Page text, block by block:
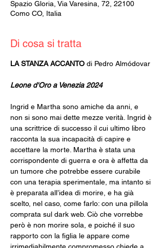
Spazio Gloria, Via Varesina, 72, 22100
Como CO, Italia
Di cosa si tratta
LA STANZA ACCANTO di Pedro Almódovar
Leone d'Oro a Venezia 2024
Ingrid e Martha sono amiche da anni, e
non si sono mai dette mezze verità. Ingrid è
una scrittrice di successo il cui ultimo libro
racconta la sua incapacità di capire e
accettare la morte. Martha è stata una
corrispondente di guerra e ora è affetta da
un tumore che potrebbe essere curabile
con una terapia sperimentale, ma intanto si
è preparata all’idea di morire, e ha già
scelto, nel caso, come farlo: con una pillola
comprata sul dark web. Ciò che vorrebbe
però è non morire sola, e poiché il suo
rapporto con la figlia le appare come